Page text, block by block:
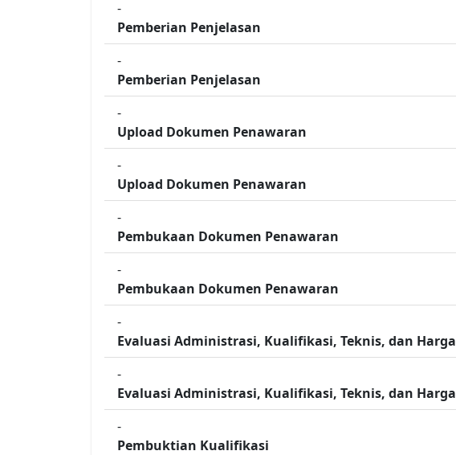
-
Pemberian Penjelasan
-
Pemberian Penjelasan
-
Upload Dokumen Penawaran
-
Upload Dokumen Penawaran
-
Pembukaan Dokumen Penawaran
-
Pembukaan Dokumen Penawaran
-
Evaluasi Administrasi, Kualifikasi, Teknis, dan Harga
-
Evaluasi Administrasi, Kualifikasi, Teknis, dan Harga
-
Pembuktian Kualifikasi